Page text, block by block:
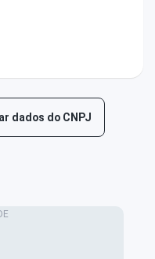
dados do CNPJ